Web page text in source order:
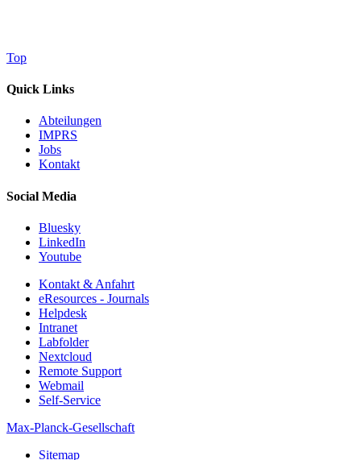
Top
Quick Links
Abteilungen
IMPRS
Jobs
Kontakt
Social Media
Bluesky
LinkedIn
Youtube
Kontakt & Anfahrt
eResources - Journals
Helpdesk
Intranet
Labfolder
Nextcloud
Remote Support
Webmail
Self-Service
Max-Planck-Gesellschaft
Sitemap